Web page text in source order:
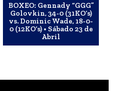
BOXEO: Gennady “GGG”
Golovkin, 34-0 (31KO’s)
vs. Dominic Wade, 18-0-
0 (12KO’s) • Sábado 23 de
Abril